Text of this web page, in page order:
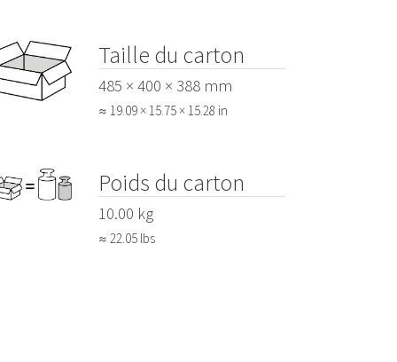
Taille du carton
485 × 400 × 388 mm
≈ 19.09 × 15.75 × 15.28 in
Poids du carton
10.00 kg
≈ 22.05 lbs